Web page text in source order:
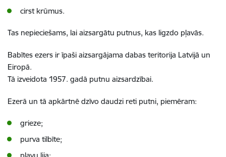
cirst krūmus.
Tas nepieciešams, lai aizsargātu putnus, kas ligzdo pļavās.
Babītes ezers ir īpaši aizsargājama dabas teritorija Latvijā un
Eiropā.
Tā izveidota 1957. gadā putnu aizsardzībai.
Ezerā un tā apkārtnē dzīvo daudzi reti putni, piemēram:
grieze;
purva tilbīte;